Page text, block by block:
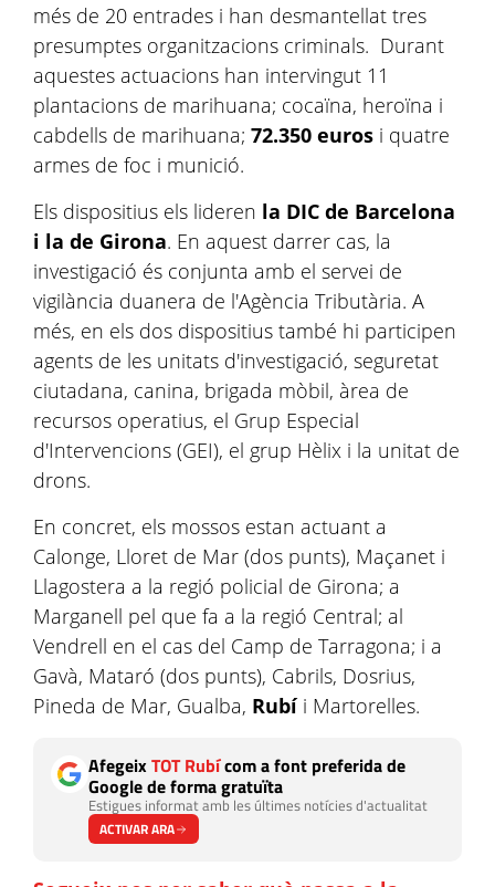
més de 20 entrades i han desmantellat tres
presumptes organitzacions criminals. Durant
aquestes actuacions han intervingut 11
plantacions de marihuana; cocaïna, heroïna i
cabdells de marihuana; 72.350 euros i quatre
armes de foc i munició.
Els dispositius els lideren la DIC de Barcelona
i la de Girona. En aquest darrer cas, la
investigació és conjunta amb el servei de
vigilància duanera de l'Agència Tributària. A
més, en els dos dispositius també hi participen
agents de les unitats d'investigació, seguretat
ciutadana, canina, brigada mòbil, àrea de
recursos operatius, el Grup Especial
d'Intervencions (GEI), el grup Hèlix i la unitat de
drons.
En concret, els mossos estan actuant a
Calonge, Lloret de Mar (dos punts), Maçanet i
Llagostera a la regió policial de Girona; a
Marganell pel que fa a la regió Central; al
Vendrell en el cas del Camp de Tarragona; i a
Gavà, Mataró (dos punts), Cabrils, Dosrius,
Pineda de Mar, Gualba, Rubíi Martorelles.
AfegeixTOT Rubícom a font preferida de
Google de forma gratuïta
Estigues informat amb les últimes notícies d'actualitat
ACTIVAR ARA